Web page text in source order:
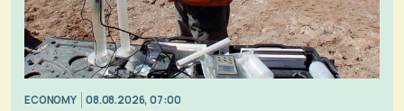
ECONOMY 08.08.2026, 07:00